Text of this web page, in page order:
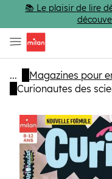
Passer au contenu
📚 Le plaisir de lire
...
Magazines pour
Curionautes des